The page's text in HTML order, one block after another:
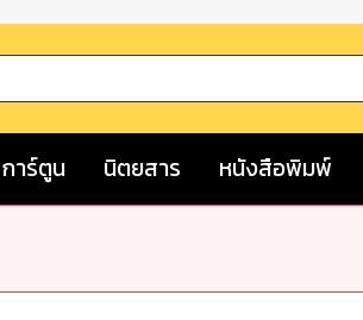
การ์ตูน นิตยสาร หนังสือพิมพ์